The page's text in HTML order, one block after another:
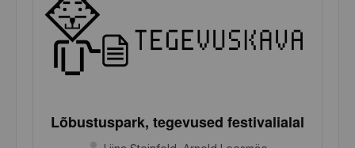
Lõbustuspark, tegevused festivalialal